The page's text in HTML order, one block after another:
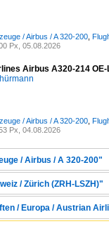
/ Airbus / A 320-200
Px, 05.08.2026
Airbus A320-214
/ Airbus / A 320-200
Px, 04.08.2026
/ Airbus / A 320-200"
/ Zürich (ZRH-LSZH)"
/ Europa / Austrian